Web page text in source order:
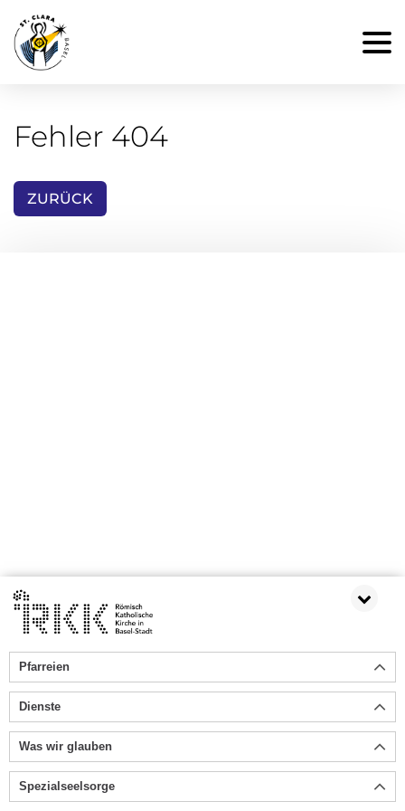
Fehler 404
ZURÜCK
Pfarreien
Dienste
Was wir glauben
Spezialseelsorge